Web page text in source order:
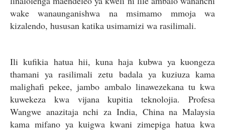
wake wanaunganishwa na msimamo mmoja wa
kizalendo, hususan katika usimamizi wa rasilimali.
Ili kufikia hatua hii, kuna haja kubwa ya kuongeza
thamani ya rasilimali zetu badala ya kuziuza kama
malighafi pekee, jambo ambalo linawezekana tu kwa
kuwekeza kwa vijana kupitia teknolojia. Profesa
Wangwe anazitaja nchi za India, China na Malaysia
kama mifano ya kuigwa kwani zimepiga hatua kwa